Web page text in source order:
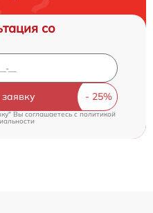
со
Вы соглашаетесь cполитикой